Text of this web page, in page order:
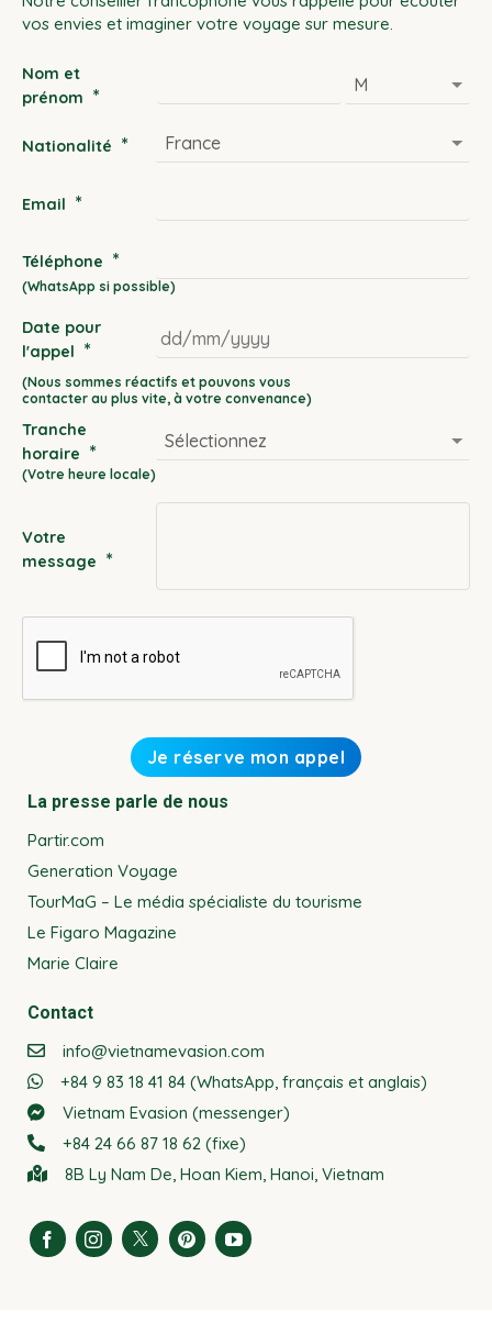
vos envies et imaginer votre voyage sur mesure.
Nom et
prénom *
Nationalité *
Email *
Téléphone *
Date pour
l'appel *
DD
slash
MM
slash
Tranche
horaire *
Votre
message *
La presse parle de nous
Partir.com
Generation Voyage
TourMaG – Le média spécialiste du tourisme
Le Figaro Magazine
Marie Claire
Contact
info@vietnamevasion.com
+84 9 83 18 41 84 (WhatsApp, français et anglais)
Vietnam Evasion (messenger)
+84 24 66 87 18 62 (fixe)
8B Ly Nam De, Hoan Kiem, Hanoi, Vietnam